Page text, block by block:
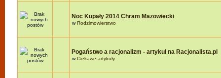
Noc Kupały 2014 Chram Mazowiecki
wRodzimowierstwo
Pogaństwo a racjonalizm - artykuł na Racjonalista.pl
wCiekawe artykuły